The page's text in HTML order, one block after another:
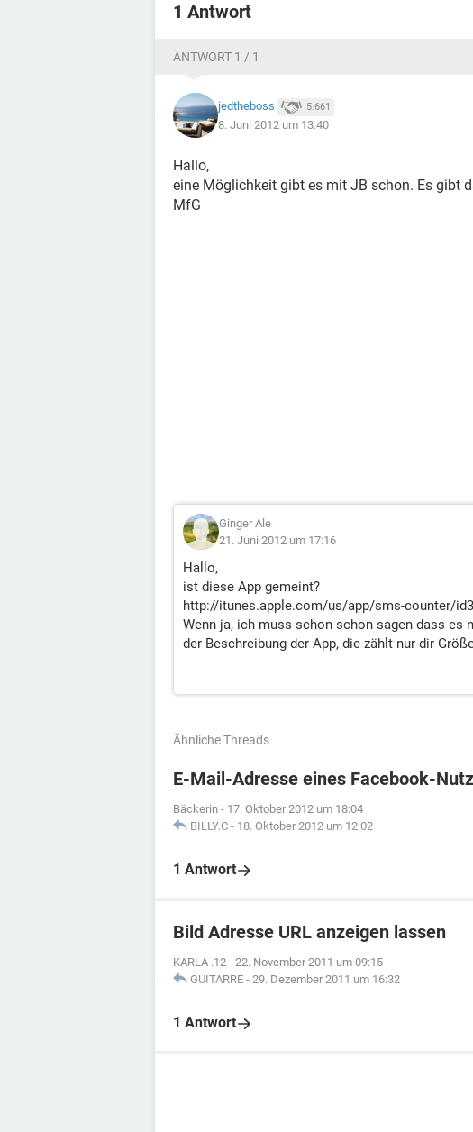
1 Antwort
ANTWORT 1 / 1
jedtheboss 5.661
8. Juni 2012 um 13:40
Hallo,
eine Möglichkeit gibt es mit JB schon. Es gibt
MfG
Ginger Ale
21. Juni 2012 um 17:16
Hallo,
ist diese App gemeint?
http://itunes.apple.com/us/app/sms-counter/
Wenn ja, ich muss schon schon sagen dass es
der Beschreibung der App, die zählt nur dir
Ähnliche Threads
E-Mail-Adresse eines Facebook-
Bäckerin - 17. Oktober 2012 um 18:04
BILLY.C - 18. Oktober 2012 um 12:02
1 Antwort
Bild Adresse URL anzeigen lassen
KARLA .12 - 22. November 2011 um 09:15
GUITARRE - 29. Dezember 2011 um 16:32
1 Antwort